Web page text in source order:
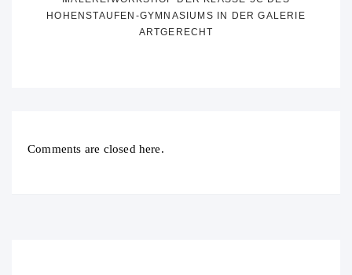
HOHENSTAUFEN-GYMNASIUMS IN DER GALERIE
ARTGERECHT
Comments are closed here.